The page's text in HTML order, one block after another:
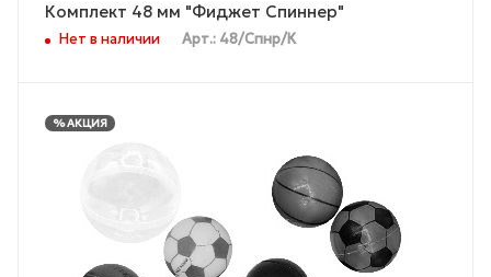
Комплект 48 мм "Фиджет Спиннер"
Нет в наличии Арт.: 48/Спнр/К
% АКЦИЯ